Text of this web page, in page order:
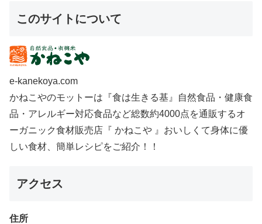
このサイトについて
e-kanekoya.com
かねこやのモットーは『食は生きる基』自然食品・健康食
品・アレルギー対応食品など総数約4000点を通販するオ
ーガニック食材販売店『 かねこや 』おいしくて身体に優
しい食材、簡単レシピをご紹介！！
アクセス
住所